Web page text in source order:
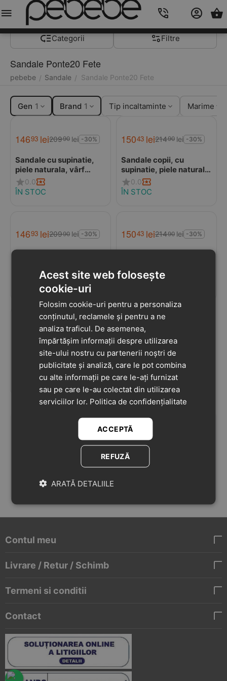
Categorii Filtre
Sandale Ponte20 Fete
pebebe / Sandale / Sandale Ponte20 Fete
Gen 1 Brand 1 Tip incaltaminte Marime
14693 lei20990 lei -30%
Sandale cu supinatie,
piele naturala, vârf
deschis, roz, Ponte20
0.0
ÎN STOC
15043 lei21490 lei -30%
Sandale copii, cu
supinatie, piele naturala,
ajustare cu doua barete,
Roz, Ponte20
0.0
ÎN STOC
14693 lei20990 lei -30%
deschis, roz cu ursulet ,
ÎN STOC
15043 lei21490 lei -30%
roz, Ponte20
0.0
lei21990 lei -30%
Sandale cu supinatie,
Ponte20, piele naturala,
auriu, design cu ursulet
ÎN STOC
Ne găsești pe
Vrei să faci parte din comunitatea noastră?
Ne găsești pe:
Contul meu
Livrare / Retur / Schimb
Termeni si conditii
Contact
Meniu Caută Cos
Acest site web folosește
cookie-uri
Folosim cookie-uri pentru a personaliza
conținutul, reclamele și pentru a ne
analiza traficul. De asemenea,
împărtășim informații despre utilizarea
site-ului nostru cu partenerii noștri de
publicitate și analiză, care le pot combina
cu alte informații pe care le-ați furnizat
sau pe care le-au colectat din utilizarea
serviciilor lor. Politica de confidențialitate
ACCEPTĂ
REFUZĂ
ARATĂ DETALIILE